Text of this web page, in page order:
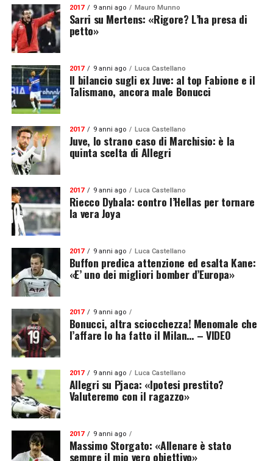
2017 9 anni ago Mauro Munno
Sarri su Mertens: «Rigore? L’ha presa di
petto»
2017 9 anni ago Luca Castellano
Il bilancio sugli ex Juve: al top Fabione e il
Talismano, ancora male Bonucci
2017 9 anni ago Luca Castellano
Juve, lo strano caso di Marchisio: è la
quinta scelta di Allegri
2017 9 anni ago Luca Castellano
Riecco Dybala: contro l’Hellas per tornare
la vera Joya
2017 9 anni ago Luca Castellano
Buffon predica attenzione ed esalta Kane:
«E’ uno dei migliori bomber d’Europa»
2017 9 anni ago
Bonucci, altra sciocchezza! Menomale che
l’affare lo ha fatto il Milan… – VIDEO
2017 9 anni ago Luca Castellano
Allegri su Pjaca: «Ipotesi prestito?
Valuteremo con il ragazzo»
2017 9 anni ago
Massimo Storgato: «Allenare è stato
sempre il mio vero obiettivo»